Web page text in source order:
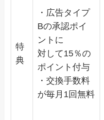
特
典
・広告タイプ
Bの承認ポイ
ントに
対して15％の
ポイント付与
・交換手数料
が毎月1回無料